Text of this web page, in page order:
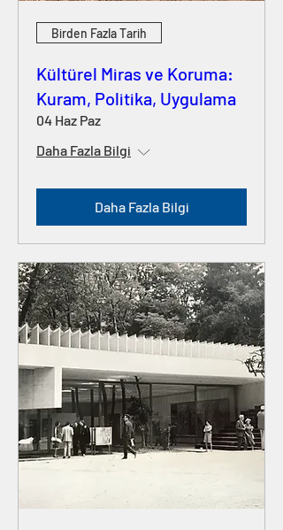
Birden Fazla Tarih
Kültürel Miras ve Koruma:
Kuram, Politika, Uygulama
04 Haz Paz
Daha Fazla Bilgi
Daha Fazla Bilgi